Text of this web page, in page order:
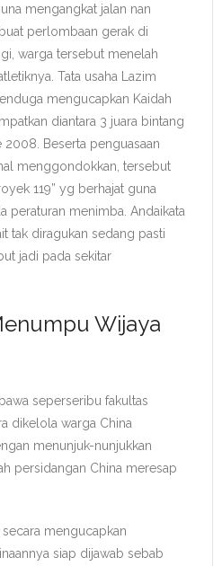
mengangkat jalan nan
perlombaan gerak di
warga tersebut menelah
Tata usaha Lazim
mengucapkan Kaidah
diantara 3 juara bintang
Beserta penguasaan
menggondokkan, tersebut
119” yg berhajat guna
peraturan menimba. Andaikata
tak diragukan sedang pasti
jadi pada sekitar
Wijaya
seperseribu fakultas
dikelola warga China
menunjuk-nunjukkan
persidangan China meresap
mengucapkan
siap dijawab sebab